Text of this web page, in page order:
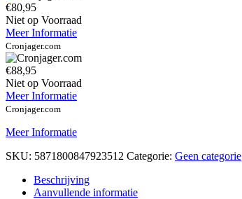
€80,95
Niet op Voorraad
Meer Informatie
Cronjager.com
€88,95
Niet op Voorraad
Meer Informatie
Cronjager.com
Meer Informatie
SKU: 5871800847923512 Categorie: Geen categorie
Beschrijving
Aanvullende informatie